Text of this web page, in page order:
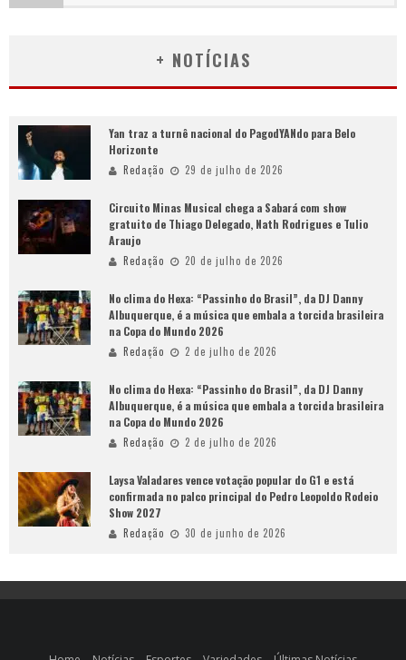
+ NOTÍCIAS
Yan traz a turnê nacional do PagodYANdo para Belo
Horizonte
Redação 29 de julho de 2026
Circuito Minas Musical chega a Sabará com show
gratuito de Thiago Delegado, Nath Rodrigues e Tulio
Araujo
Redação 20 de julho de 2026
No clima do Hexa: “Passinho do Brasil”, da DJ Danny
Albuquerque, é a música que embala a torcida brasileira
na Copa do Mundo 2026
Redação 2 de julho de 2026
No clima do Hexa: “Passinho do Brasil”, da DJ Danny
Albuquerque, é a música que embala a torcida brasileira
na Copa do Mundo 2026
Redação 2 de julho de 2026
Laysa Valadares vence votação popular do G1 e está
confirmada no palco principal do Pedro Leopoldo Rodeio
Show 2027
Redação 30 de junho de 2026